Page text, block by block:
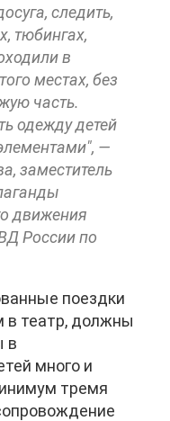
следить,
тюбингах,
в
местах, без
часть.
одежду детей
—
заместитель
движения
России по
поездки
в театр, должны
в
много и
тремя